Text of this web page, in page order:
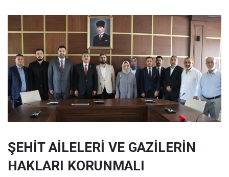
ŞEHİT AİLELERİ VE GAZİLERİN
HAKLARI KORUNMALI